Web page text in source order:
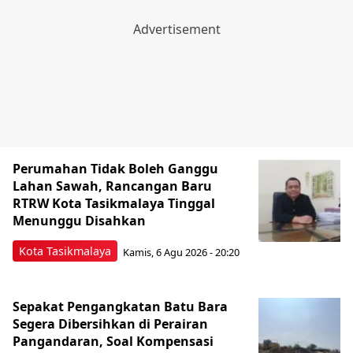
Kota Tasikmalaya
Perumahan Tidak Boleh Ganggu
Lahan Sawah, Rancangan Baru
RTRW Kota Tasikmalaya Tinggal
Menunggu Disahkan
Kamis, 6 Agu 2026 - 20:20
Sepakat Pengangkatan Batu Bara
Segera Dibersihkan di Perairan
Pangandaran, Soal Kompensasi